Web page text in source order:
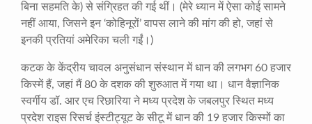
बिना सहमति के) से संग्रिहत की गई थीं। (मेरे ध्यान में ऐसा कोई सामने
नहीं आया, जिसने इन ‘कोहिनूरों’ वापस लाने की मांग की हो, जहां से
इनकी प्रतियां अमेरिका चली गईं।)
कटक के केंद्रीय चावल अनुसंधान संस्थान में धान की लगभग 60 हजार
किस्में हैं, जहां मैं 80 के दशक की शुरुआत में गया था। धान वैज्ञानिक
स्वर्गीय डॉ. आर एच रिछारिया ने मध्य प्रदेश के जबलपुर स्थित मध्य
प्रदेश राइस रिसर्च इंस्टीट्यूट के सीटू में धान की 19 हजार किस्मों का